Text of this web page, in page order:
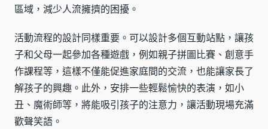
區域，減少人流擁擠的困擾。
活動流程的設計同樣重要。可以設計多個互動站點，讓孩
子和父母一起參加各種遊戲，例如親子拼圖比賽、創意手
作課程等，這樣不僅能促進家庭間的交流，也能讓家長了
解孩子的興趣。此外，安排一些輕鬆愉快的表演，如小
丑、魔術師等，將能吸引孩子的注意力，讓活動現場充滿
歡聲笑語。